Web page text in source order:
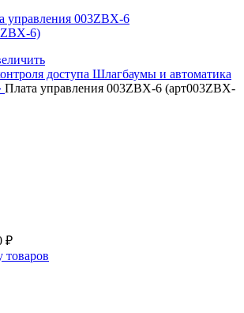
доступа Шлагбаумы и автоматика
Плата управления 003ZBX-6 (арт003ZBX-
₽
товаров